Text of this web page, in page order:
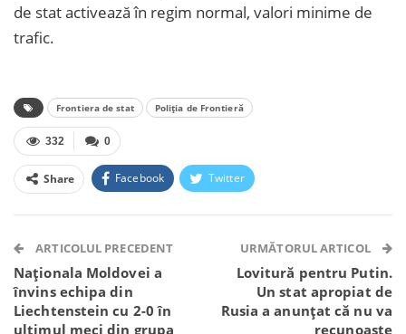
de stat activează în regim normal, valori minime de
trafic.
Frontiera de stat Poliția de Frontieră
0
332
Share Facebook Twitter
Telegram WhatsApp Viber
ARTICOLUL PRECEDENT
Naționala Moldovei a
învins echipa din
Liechtenstein cu 2-0 în
ultimul meci din grupa
URMĂTORUL ARTICOL
Lovitură pentru Putin.
Un stat apropiat de
Rusia a anunțat că nu va
recunoaște